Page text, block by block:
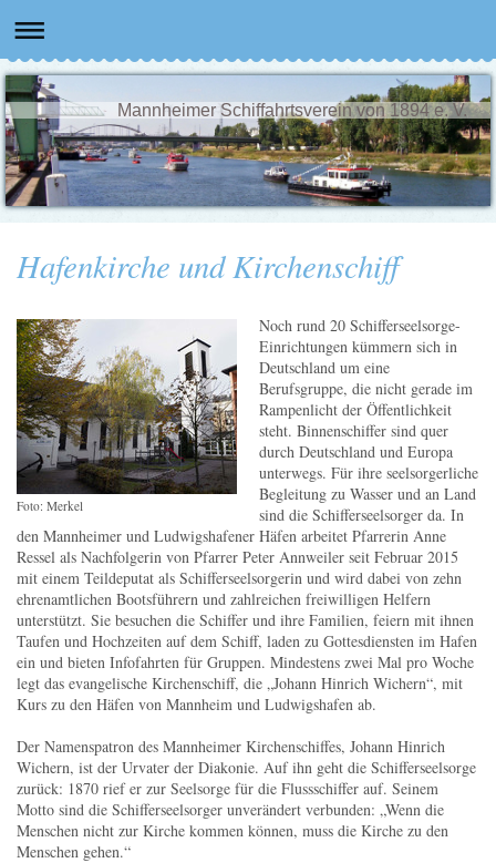
Mannheimer Schiffahrtsverein von 1894 e. V.
Hafenkirche und Kirchenschiff
Foto: Merkel
Noch rund 20 Schifferseelsorge-
Einrichtungen kümmern sich in
Deutschland um eine
Berufsgruppe, die nicht gerade im
Rampenlicht der Öffentlichkeit
steht. Binnenschiffer sind quer
durch Deutschland und Europa
unterwegs. Für ihre seelsorgerliche
Begleitung zu Wasser und an Land
sind die Schifferseelsorger da. In
den Mannheimer und Ludwigshafener Häfen arbeitet Pfarrerin Anne
Ressel als Nachfolgerin von Pfarrer Peter Annweiler seit Februar 2015
mit einem Teildeputat als Schifferseelsorgerin und wird dabei von zehn
ehrenamtlichen Bootsführern und zahlreichen freiwilligen Helfern
unterstützt. Sie besuchen die Schiffer und ihre Familien, feiern mit ihnen
Taufen und Hochzeiten auf dem Schiff, laden zu Gottesdiensten im Hafen
ein und bieten Infofahrten für Gruppen. Mindestens zwei Mal pro Woche
legt das evangelische Kirchenschiff, die „Johann Hinrich Wichern“, mit
Kurs zu den Häfen von Mannheim und Ludwigshafen ab.
Der Namenspatron des Mannheimer Kirchenschiffes, Johann Hinrich
Wichern, ist der Urvater der Diakonie. Auf ihn geht die Schifferseelsorge
zurück: 1870 rief er zur Seelsorge für die Flussschiffer auf. Seinem
Motto sind die Schifferseelsorger unverändert verbunden: „Wenn die
Menschen nicht zur Kirche kommen können, muss die Kirche zu den
Menschen gehen.“